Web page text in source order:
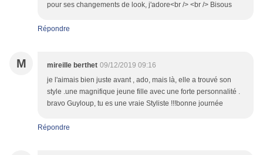
pour ses changements de look, j'adore<br /> <br /> Bisous
Répondre
M mireille berthet 09/12/2019 09:16
je l'aimais bien juste avant , ado, mais là, elle a trouvé son
style .une magnifique jeune fille avec une forte personnalité .
bravo Guyloup, tu es une vraie Styliste !!!bonne journée
Répondre